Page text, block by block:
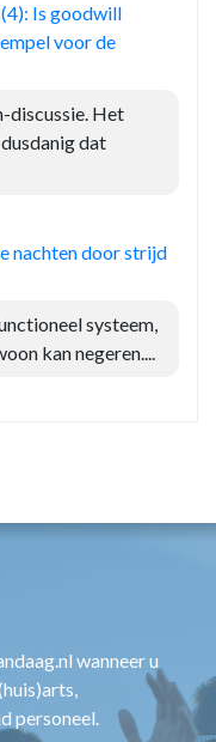
Is goodwill
voor de
discussie. Het
dat
nachten door strijd
systeem,
kan negeren....
wanneer u
personeel.